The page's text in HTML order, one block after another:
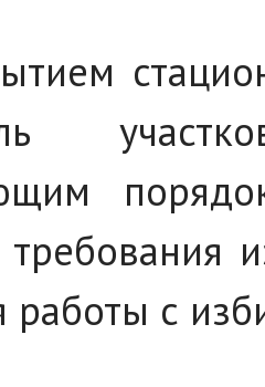
работы с